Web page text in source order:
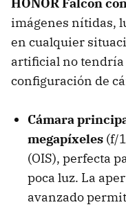
imágenes nítidas,
en cualquier
artificial no
configuración de
Cámara
megapíxeles (f/
(OIS), perfecta
poca luz. La
avanzado